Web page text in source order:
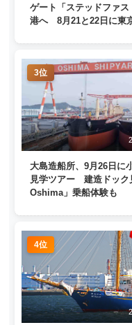
ゲート「ステッドファ
港へ 8月21と22日に東
3位
大島造船所、9月26日に
見学ツアー 建造ドック
Oshima」乗船体験も
4位